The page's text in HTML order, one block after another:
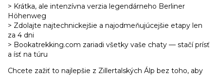
> Krátka, ale intenzívna verzia legendárneho Berliner
Höhenweg
> Zdolajte najtechnickejšie a najodmeňujúcejšie etapy len
za 4 dni
> Bookatrekking.com zariadi všetky vaše chaty — stačí prísť
a ísť na túru
Chcete zažiť to najlepšie z Zillertalských Álp bez toho, aby